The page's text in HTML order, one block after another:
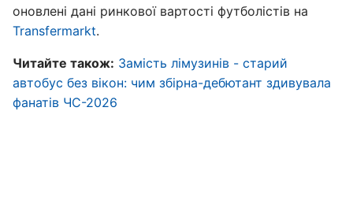
оновлені дані ринкової вартості футболістів на
Transfermarkt.
Читайте також: Замість лімузинів - старий
автобус без вікон: чим збірна-дебютант здивувала
фанатів ЧС-2026